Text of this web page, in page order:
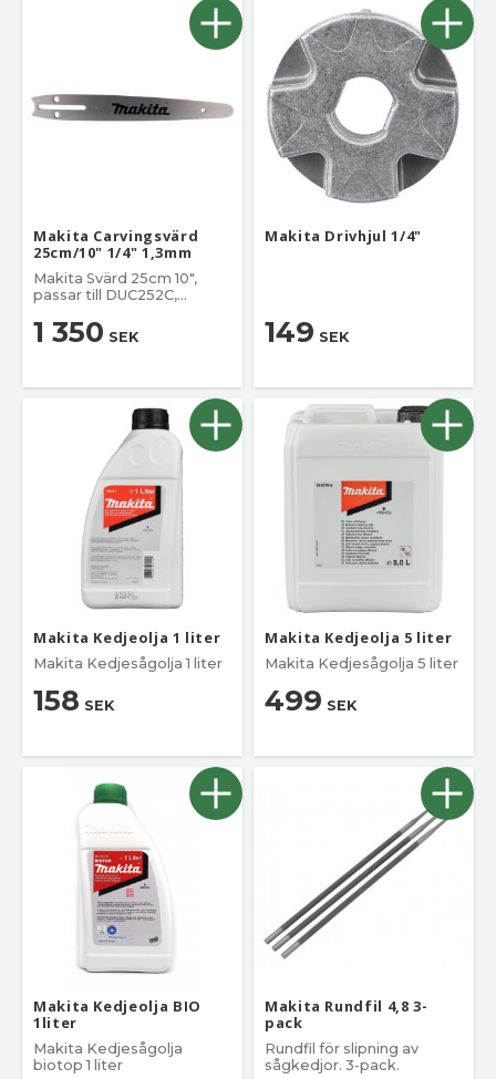
Makita Carvingsvärd
25cm/10" 1/4" 1,3mm
Makita Svärd 25cm 10",
passar till DUC252C,
DUC305, DUC306 och
DUC353
1 350 SEK
Makita Drivhjul 1/4"
149 SEK
Makita Kedjeolja 1 liter
Makita Kedjesågolja 1 liter
158 SEK
Makita Kedjeolja 5 liter
Makita Kedjesågolja 5 liter
499 SEK
Makita Kedjeolja BIO
1liter
Makita Kedjesågolja
biotop 1 liter
Makita Rundfil 4,8 3-
pack
Rundfil för slipning av
sågkedjor. 3-pack.